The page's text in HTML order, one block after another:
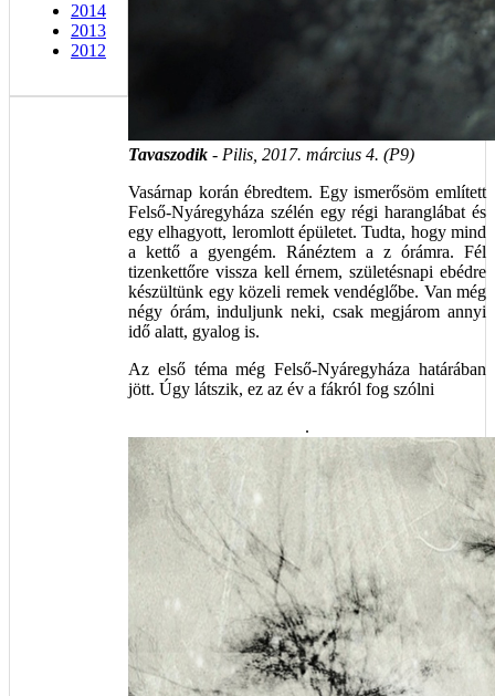
Tavaszodik - Pilis, 2017. március 4. (P9)
Vasárnap korán ébredtem. Egy ismerősöm említett
Felső-Nyáregyháza szélén egy régi haranglábat és
egy elhagyott, leromlott épületet. Tudta, hogy mind
a kettő a gyengém. Ránéztem a z órámra. Fél
tizenkettőre vissza kell érnem, születésnapi ebédre
készültünk egy közeli remek vendéglőbe. Van még
négy órám, induljunk neki, csak megjárom annyi
idő alatt, gyalog is.
Az első téma még Felső-Nyáregyháza határában
jött. Úgy látszik, ez az év a fákról fog szólni
.
2014
2013
2012